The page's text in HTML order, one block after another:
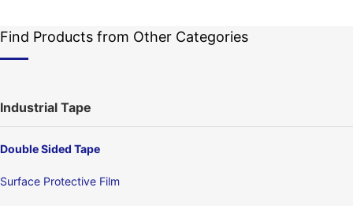
Find Products from Other Categories
Industrial Tape
Double Sided Tape
Surface Protective Film